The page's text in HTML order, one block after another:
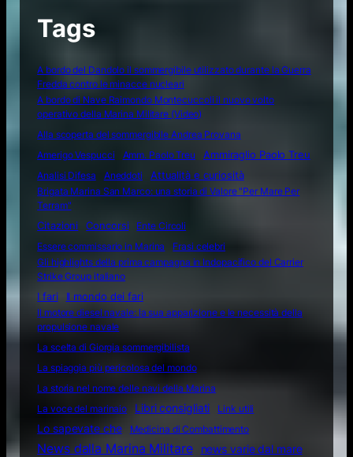
Tags
A bordo del Dandolo il sommergibile utilizzato durante la Guerra
Fredda contro le minacce nucleari
A bordo di Nave Raimondo Montecuccoli il nuovo volto
operativo della Marina Militare (Video)
Alla scoperta del sommergibile Andrea Provana
Amerigo Vespucci
Amm. Paolo Treu
Ammiraglio Paolo Treu
Analisi Difesa
Aneddoti Attualità e curiosità
Brigata Marina San Marco: una storia di Valore "Per Mare Per
Terram"
Citazioni
Concorsi
Ente Circoli
Essere commissario in Marina
Frasi celebri
Gli highlights della prima campagna in Indopacifico del Carrier
Strike Group italiano
I fari
Il mondo dei fari
Il motore diesel navale: la sua apparizione e le necessità della
propulsione navale
La scelta di Giorgia sommergibilista
La spiaggia più pericolosa del mondo
La storia nel nome delle navi della Marina
La voce del marinaio
Libri consigliati Link utili
Lo sapevate che Medicina di Combattimento
News dalla Marina Militare
news varie dal mare